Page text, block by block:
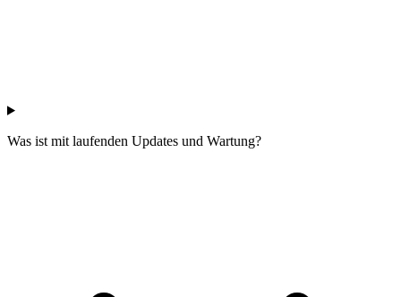
Was ist mit laufenden Updates und Wartung?